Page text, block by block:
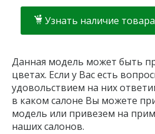
Узнать наличие товара
Данная модель может быть
цветах. Если у Вас есть
удовольствием на них
в каком салоне Вы можете
модель или привезем на
наших салонов.